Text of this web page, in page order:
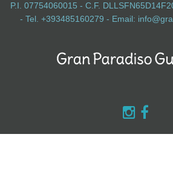
P.I. 07754060015 - C.F.
- Tel. +393485160279 - Email: